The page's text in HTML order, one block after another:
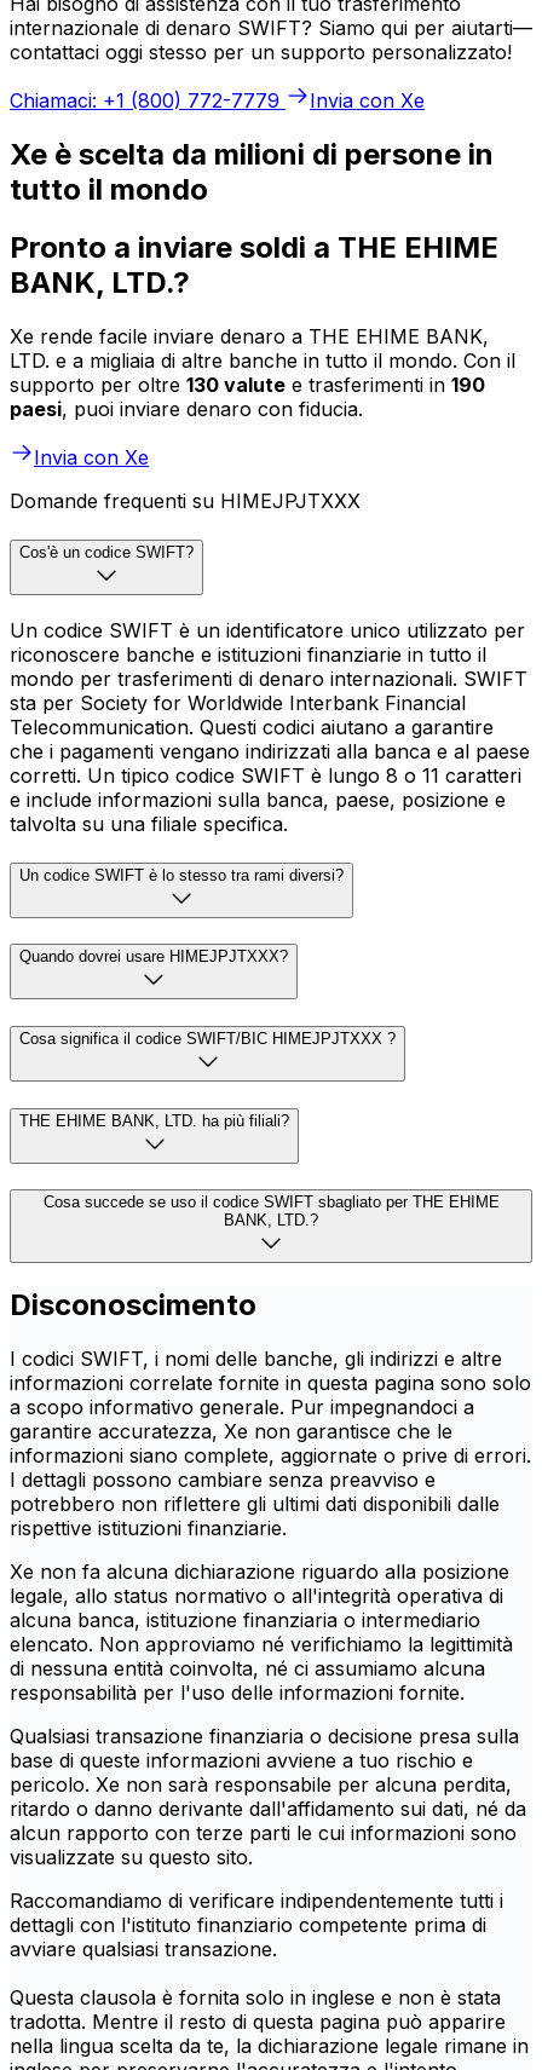
internazionale di denaro SWIFT? Siamo qui per aiutarti—
contattaci oggi stesso per un supporto personalizzato!
Chiamaci: +1 (800) 772-7779
Invia con Xe
Xe è scelta da milioni di persone in
tutto il mondo
Pronto a inviare soldi a THE EHIME
BANK, LTD.?
Xe rende facile inviare denaro a THE EHIME BANK,
LTD. e a migliaia di altre banche in tutto il mondo. Con il
supporto per oltre 130 valute e trasferimenti in 190
paesi, puoi inviare denaro con fiducia.
Invia con Xe
Domande frequenti su HIMEJPJTXXX
Cos'è un codice SWIFT?
Un codice SWIFT è un identificatore unico utilizzato per
riconoscere banche e istituzioni finanziarie in tutto il
mondo per trasferimenti di denaro internazionali. SWIFT
sta per Society for Worldwide Interbank Financial
Telecommunication. Questi codici aiutano a garantire
che i pagamenti vengano indirizzati alla banca e al paese
corretti. Un tipico codice SWIFT è lungo 8 o 11 caratteri
e include informazioni sulla banca, paese, posizione e
talvolta su una filiale specifica.
Un codice SWIFT è lo stesso tra rami diversi?
Quando dovrei usare HIMEJPJTXXX?
Cosa significa il codice SWIFT/BIC HIMEJPJTXXX ?
THE EHIME BANK, LTD. ha più filiali?
Cosa succede se uso il codice SWIFT sbagliato per THE EHIME
BANK, LTD.?
Disconoscimento
I codici SWIFT, i nomi delle banche, gli indirizzi e altre
informazioni correlate fornite in questa pagina sono solo
a scopo informativo generale. Pur impegnandoci a
garantire accuratezza, Xe non garantisce che le
informazioni siano complete, aggiornate o prive di errori.
I dettagli possono cambiare senza preavviso e
potrebbero non riflettere gli ultimi dati disponibili dalle
rispettive istituzioni finanziarie.
Xe non fa alcuna dichiarazione riguardo alla posizione
legale, allo status normativo o all'integrità operativa di
alcuna banca, istituzione finanziaria o intermediario
elencato. Non approviamo né verifichiamo la legittimità
di nessuna entità coinvolta, né ci assumiamo alcuna
responsabilità per l'uso delle informazioni fornite.
Qualsiasi transazione finanziaria o decisione presa sulla
base di queste informazioni avviene a tuo rischio e
pericolo. Xe non sarà responsabile per alcuna perdita,
ritardo o danno derivante dall'affidamento sui dati, né da
alcun rapporto con terze parti le cui informazioni sono
visualizzate su questo sito.
Raccomandiamo di verificare indipendentemente tutti i
dettagli con l'istituto finanziario competente prima di
avviare qualsiasi transazione.
Questa clausola è fornita solo in inglese e non è stata
tradotta. Mentre il resto di questa pagina può apparire
nella lingua scelta da te, la dichiarazione legale rimane in